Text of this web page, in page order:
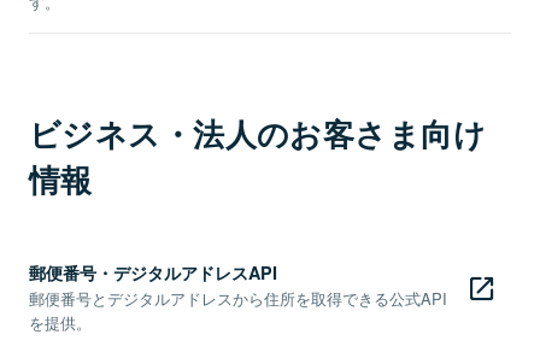
ビジネス・法人のお客さま向け
情報
郵便番号・デジタルアドレスAPI
郵便番号とデジタルアドレスから住所を取得できる公式API
を提供。